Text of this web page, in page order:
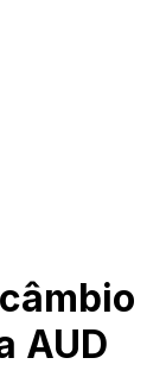
AUD